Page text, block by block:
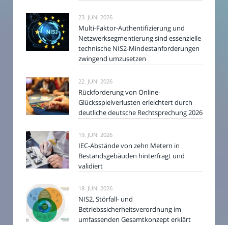
23. JUNI 2026
Multi-Faktor-Authentifizierung und
Netzwerksegmentierung sind essenzielle
technische NIS2-Mindestanforderungen
zwingend umzusetzen
22. JUNI 2026
Rückforderung von Online-
Glücksspielverlusten erleichtert durch
deutliche deutsche Rechtsprechung 2026
19. JUNI 2026
IEC-Abstände von zehn Metern in
Bestandsgebäuden hinterfragt und
validiert
18. JUNI 2026
NIS2, Störfall- und
Betriebssicherheitsverordnung im
umfassenden Gesamtkonzept erklärt